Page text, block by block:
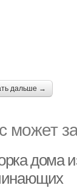
дальше →
может
дома